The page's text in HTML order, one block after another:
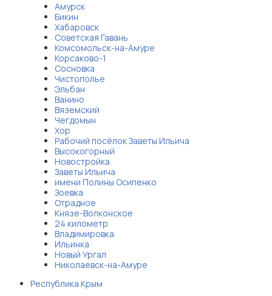
Амурск
Бикин
Хабаровск
Советская Гавань
Комсомольск-на-Амуре
Корсаково-1
Сосновка
Чистополье
Эльбан
Ванино
Вяземский
Чегдомын
Хор
Рабочий посёлок Заветы Ильича
Высокогорный
Новостройка
Заветы Ильича
имени Полины Осипенко
Зоевка
Отрадное
Князе-Волконское
24 километр
Владимировка
Ильинка
Новый Ургал
Николаевск-на-Амуре
Республика Крым